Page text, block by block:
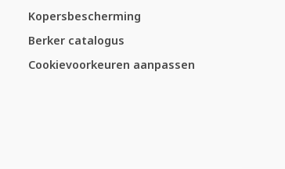
Kopersbescherming
Berker catalogus
Cookievoorkeuren aanpassen